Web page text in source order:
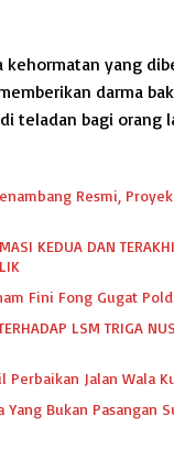
yang
darma
teladan bagi orang
Resmi,
KEDUA DAN
Fini Fong Gugat
LSM TRIGA
Jalan Wala
Bukan Pasangan